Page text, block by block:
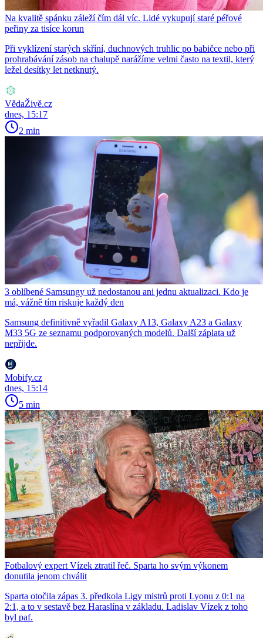
Na kvalitě spánku záleží čím dál víc. Lidé vykupují staré péřové
peřiny za tisíce korun
Při vyklízení starých skříní, duchnových truhlic po babičce nebo při
prohrabávání zásob na chalupě narážíme velmi často na textil, který
ležel desítky let netknutý.
VědaŽivě.cz
dnes, 15:17
2 min
3 oblíbené Samsungy už nedostanou ani jednu aktualizaci. Kdo je
má, vážně tím riskuje každý den
Samsung definitivně vyřadil Galaxy A13, Galaxy A23 a Galaxy
M33 5G ze seznamu podporovaných modelů. Další záplata už
nepřijde.
Mobify.cz
dnes, 15:14
5 min
Fotbalový expert Vízek ztratil řeč. Sparta ho svým výkonem
donutila jenom chválit
Sparta otočila zápas 3. předkola Ligy mistrů proti Lyonu z 0:1 na
2:1, a to v sestavě bez Haraslína v základu. Ladislav Vízek z toho
byl paf.